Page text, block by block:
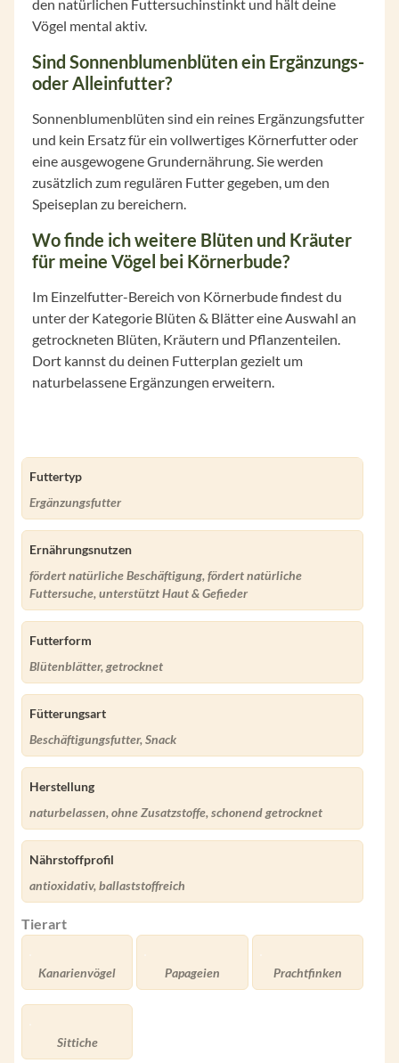
den natürlichen Futtersuchinstinkt und hält deine
Vögel mental aktiv.
Sind Sonnenblumenblüten ein Ergänzungs-
oder Alleinfutter?
Sonnenblumenblüten sind ein reines Ergänzungsfutter
und kein Ersatz für ein vollwertiges Körnerfutter oder
eine ausgewogene Grundernährung. Sie werden
zusätzlich zum regulären Futter gegeben, um den
Speiseplan zu bereichern.
Wo finde ich weitere Blüten und Kräuter
für meine Vögel bei Körnerbude?
Im Einzelfutter-Bereich von Körnerbude findest du
unter der Kategorie Blüten & Blätter eine Auswahl an
getrockneten Blüten, Kräutern und Pflanzenteilen.
Dort kannst du deinen Futterplan gezielt um
naturbelassene Ergänzungen erweitern.
Futtertyp
Ergänzungsfutter
Ernährungsnutzen
fördert natürliche Beschäftigung, fördert natürliche
Futtersuche, unterstützt Haut & Gefieder
Futterform
Blütenblätter, getrocknet
Fütterungsart
Beschäftigungsfutter, Snack
Herstellung
naturbelassen, ohne Zusatzstoffe, schonend getrocknet
Nährstoffprofil
antioxidativ, ballaststoffreich
Tierart
Kanarienvögel Papageien Prachtfinken
Sittiche